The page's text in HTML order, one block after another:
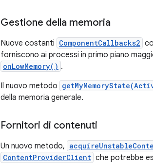
Gestione della memoria
Nuove costanti ComponentCallbacks2
forniscono ai processi in primo piano
onLowMemory() .
Il nuovo metodo
della memoria generale.
Fornitori di contenuti
Un nuovo metodo,
ContentProviderClient che potrebbe